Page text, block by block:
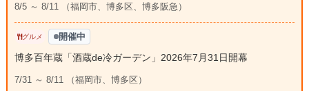
8/5 ～ 8/11 （福岡市、博多区、博多阪急）
グルメ 開催中
博多百年蔵「酒蔵de冷ガーデン」2026年7月31日開幕
7/31 ～ 8/11 （福岡市、博多区）